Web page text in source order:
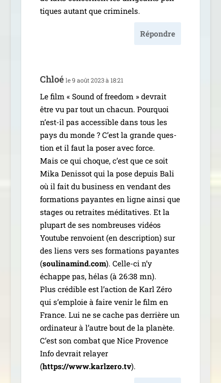
tiques autant que criminels.
Répondre
Chloé le 9 août 2023 à 18:21
Le film « Sound of free­dom » devrait
être vu par tout un cha­cun. Pourquoi
n’est-il pas acces­sible dans tous les
pays du monde ? C’est la grande ques­
tion et il faut la poser avec force.
Mais ce qui choque, c’est que ce soit
Mika Denissot qui la pose depuis Bali
où il fait du busi­ness en ven­dant des
for­ma­tions payantes en ligne ain­si que
stages ou retraites médi­ta­tives. Et la
plu­part de ses nom­breuses vidéos
Youtube ren­voient (en des­crip­tion) sur
des liens vers ses for­ma­tions payantes
(soulinamind.com). Celle-ci n’y
échappe pas, hélas (à 26:38 mn).
Plus cré­dible est l’ac­tion de Karl Zéro
qui s’emploie à faire venir le film en
France. Lui ne se cache pas der­rière un
ordi­na­teur à l’autre bout de la pla­nète.
C’est son com­bat que Nice Provence
Info devrait relayer
(https://www.karlzero.tv).